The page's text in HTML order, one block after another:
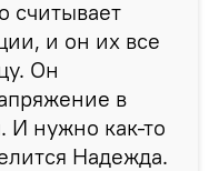
считывает
и он их все
Он
в
И нужно как-то
Надежда.